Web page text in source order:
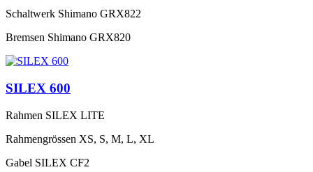
Schaltwerk Shimano GRX822
Bremsen Shimano GRX820
SILEX 600
Rahmen SILEX LITE
Rahmengrössen XS, S, M, L, XL
Gabel SILEX CF2